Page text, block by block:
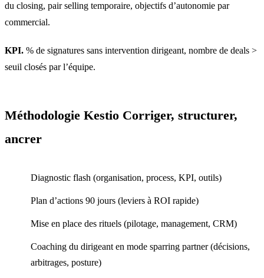
du closing, pair selling temporaire, objectifs d’autonomie par
commercial.
KPI. % de signatures sans intervention dirigeant, nombre de deals >
seuil closés par l’équipe.
Méthodologie Kestio Corriger, structurer,
ancrer
Diagnostic flash (organisation, process, KPI, outils)
Plan d’actions 90 jours (leviers à ROI rapide)
Mise en place des rituels (pilotage, management, CRM)
Coaching du dirigeant en mode sparring partner (décisions,
arbitrages, posture)